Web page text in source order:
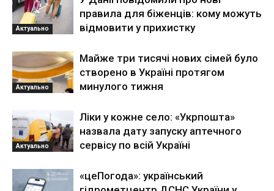
Актуально
правила для біженців: кому можуть
відмовити у прихистку
Актуально
Майже три тисячі нових сімей було
створено в Україні протягом
минулого тижня
Актуально
Ліки у кожне село: «Укрпошта»
назвала дату запуску аптечного
сервісу по всій Україні
«цеПогода»: український